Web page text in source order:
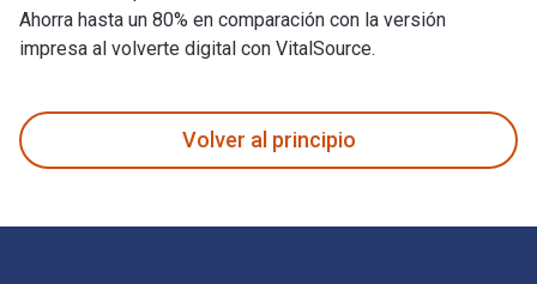
Ahorra hasta un 80% en comparación con la versión
impresa al volverte digital con VitalSource.
Volver al principio